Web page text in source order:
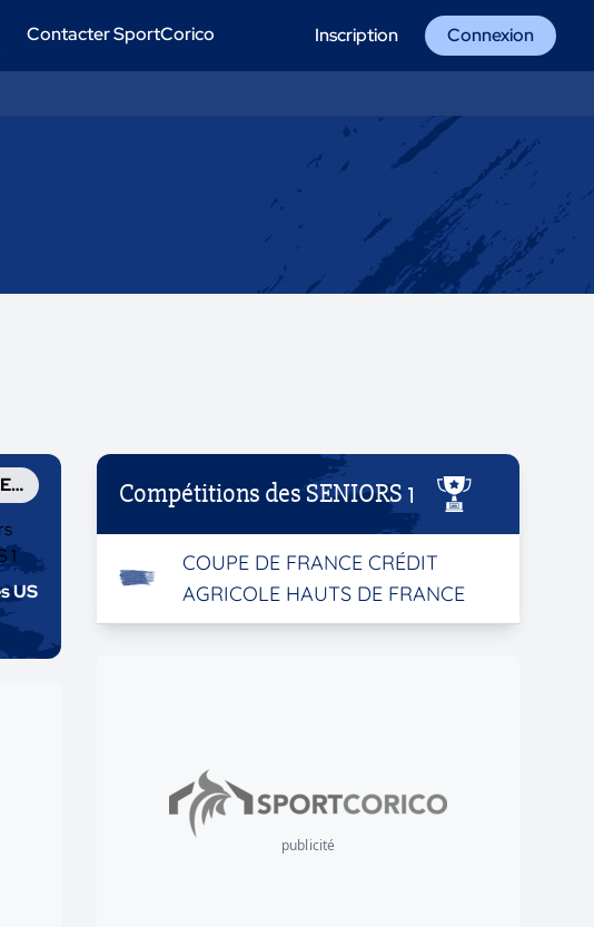
Contacter SportCorico Inscription Connexion
COUPE DE FRANCE CRÉDIT AGRICOLE
US
Compétitions des SENIORS 1
COUPE DE FRANCE CRÉDIT
AGRICOLE HAUTS DE FRANCE
publicité